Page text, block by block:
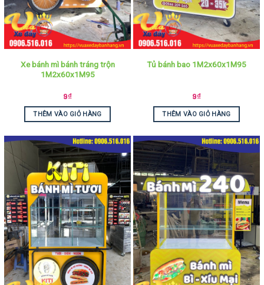
Xe bánh mì bánh tráng trộn
1M2x60x1M95
9₫
THÊM VÀO GIỎ HÀNG
Tủ bánh bao 1M2x60x1M95
9₫
THÊM VÀO GIỎ HÀNG